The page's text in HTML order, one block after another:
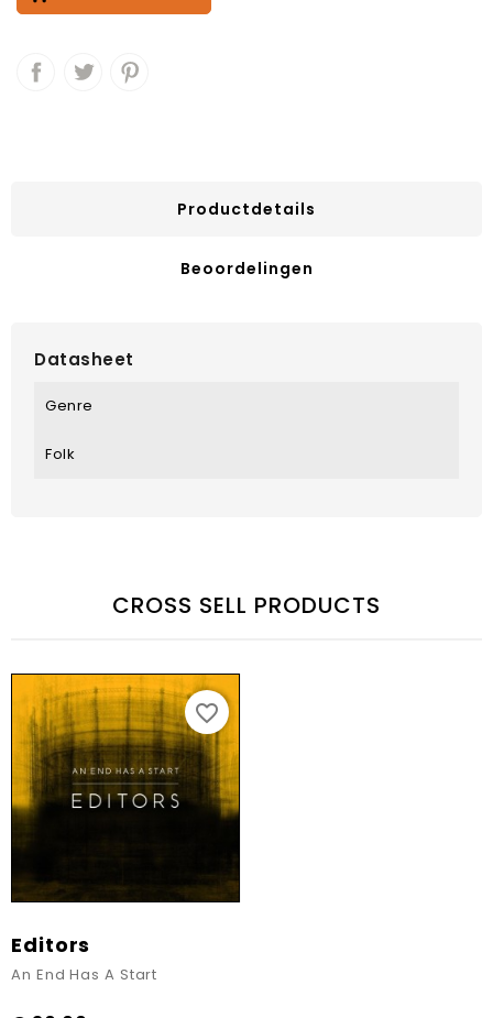
Productdetails
Beoordelingen
Datasheet
Genre
Folk
CROSS SELL PRODUCTS
favorite_border
Editors
An End Has A Start